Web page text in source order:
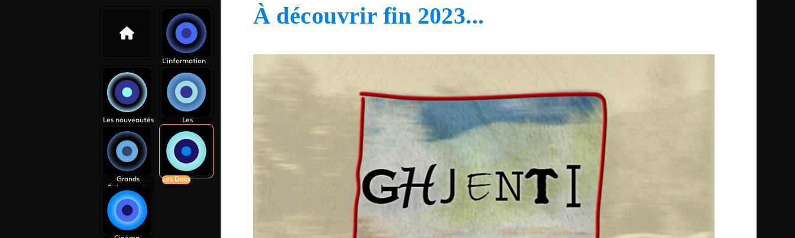
L'information
Les nouveautés
Les
Grands
Événements
Les Docs
À découvrir fin 2023...